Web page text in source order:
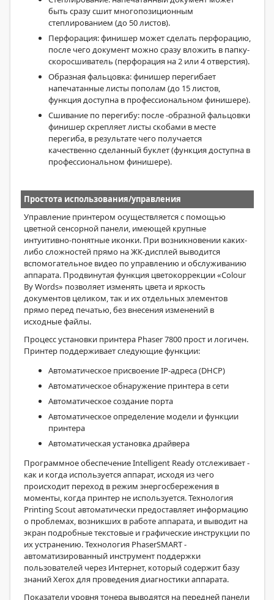
быть сразу сшит многопозиционным
степлированием (до 50 листов).
Перфорация: финишер может сделать перфорацию,
после чего документ можно сразу вложить в папку-
скоросшиватель (перфорация на 2 или 4 отверстия).
Образная фальцовка: финишер перегибает
напечатанные листы пополам (до 15 листов,
функция доступна в профессиональном финишере).
Сшивание по перегибу: после -образной фальцовки
финишер скрепляет листы скобами в месте
перегиба, в результате чего получается
качественно сделанный буклет (функция доступна в
профессиональном финишере).
Простота использования/управления
Управление принтером осуществляется с помощью
цветной сенсорной панели, имеющей крупные
интуитивно-понятные иконки. При возникновении каких-
либо сложностей прямо на ЖК-дисплей выводится
вспомогательное видео по управлению и обслуживанию
аппарата. Продвинутая функция цветокоррекции «Сolour
By Words» позволяет изменять цвета и яркость
документов целиком, так и их отдельных элементов
прямо перед печатью, без внесения изменений в
исходные файлы.
Процесс установки принтера Phaser 7800 прост и логичен.
Принтер поддерживает следующие функции:
Автоматическое присвоение IP-адреса (DHCP)
Автоматическое обнаружение принтера в сети
Автоматическое создание порта
Автоматическое определение модели и функции
принтера
Автоматическая установка драйвера
Программное обеспечение Intelligent Ready отслеживает -
как и когда используется аппарат, исходя из чего
происходит переход в режим энергосбережения в
моменты, когда принтер не используется. Технология
Printing Scout автоматически предоставляет информацию
о проблемах, возникших в работе аппарата, и выводит на
экран подробные текстовые и графические инструкции по
их устранению. Технология PhaserSMART -
автоматизированный инструмент поддержки
пользователей через Интернет, который содержит базу
знаний Xerox для проведения диагностики аппарата.
Показатели уровня тонера выводятся на передней панели